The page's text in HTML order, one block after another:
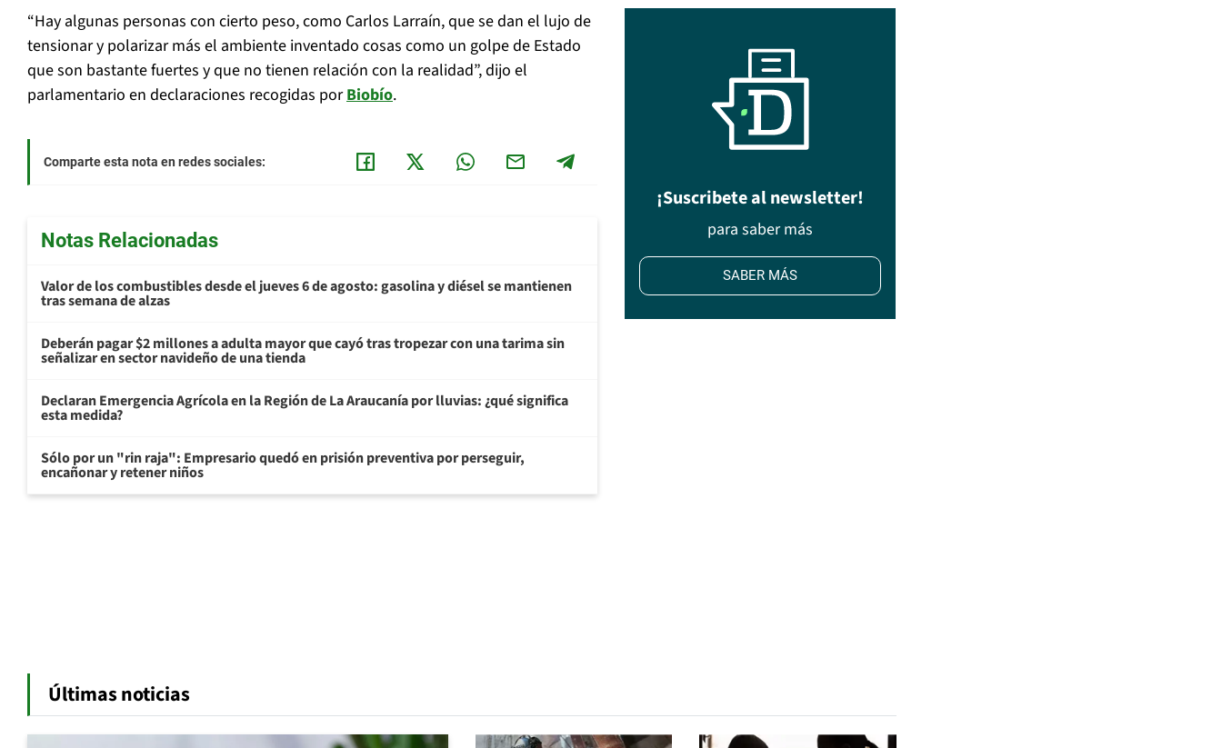
“Hay algunas personas con cierto peso, como Carlos Larraín, que se dan el lujo de
tensionar y polarizar más el ambiente inventado cosas como un golpe de Estado
que son bastante fuertes y que no tienen relación con la realidad”, dijo el
parlamentario en declaraciones recogidas porBiobío.
Comparte esta nota en redes sociales:
Notas Relacionadas
Valor de los combustibles desde el jueves 6 de agosto: gasolina y diésel se mantienen
tras semana de alzas
Deberán pagar $2 millones a adulta mayor que cayó tras tropezar con una tarima sin
señalizar en sector navideño de una tienda
Declaran Emergencia Agrícola en la Región de La Araucanía por lluvias: ¿qué significa
esta medida?
Sólo por un "rin raja": Empresario quedó en prisión preventiva por perseguir,
encañonar y retener niños
¡Suscribete al newsletter!
para saber más
SABER MÁS
Últimas noticias